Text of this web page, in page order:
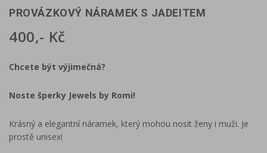
PROVÁZKOVÝ NÁRAMEK S JADEITEM
400,- Kč
Chcete být výjimečná?
Noste šperky Jewels by Romi!
Krásný a elegantní náramek, který mohou nosit ženy i muži. Je
prostě unisex!